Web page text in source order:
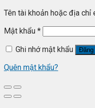
Tên tài khoản hoặc địa chỉ
Mật khẩu *
Ghi nhớ mật khẩu
Đăng
Quên mật khẩu?